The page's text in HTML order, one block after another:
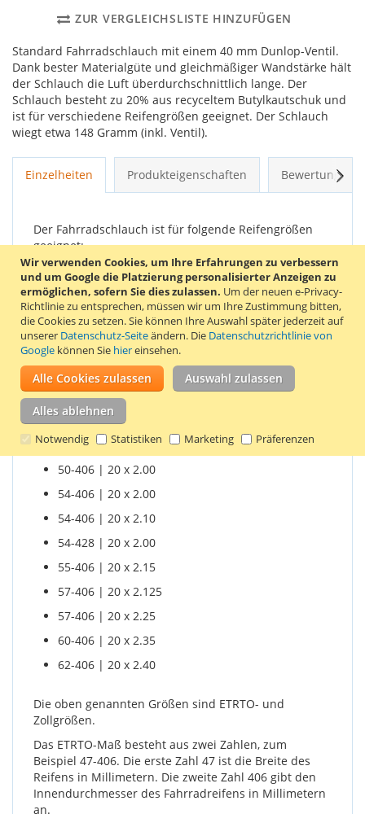
Wir verwenden Cookies, um Ihre Erfahrungen zu verbessern
und um Google die Platzierung personalisierter Anzeigen zu
ermöglichen, sofern Sie dies zulassen. Um der neuen e-Privacy-
Richtlinie zu entsprechen, müssen wir um Ihre Zustimmung bitten,
die Cookies zu setzen.Sie können Ihre Auswahl später jederzeit auf
unserer Datenschutz-Seiteändern. Die Datenschutzrichtlinie von
Google können Sie hiereinsehen.
Alle Cookies zulassen Auswahl zulassen
Alles ablehnen
Notwendig Statistiken Marketing Präferenzen
ZUR VERGLEICHSLISTE HINZUFÜGEN
Standard Fahrradschlauch mit einem 40 mm Dunlop-Ventil.
Dank bester Materialgüte und gleichmäßiger Wandstärke hält
der Schlauch die Luft überdurchschnittlich lange. Der
Schlauch besteht zu 20% aus recyceltem Butylkautschuk und
ist für verschiedene Reifengrößen geeignet. Der Schlauch
wiegt etwa 148 Gramm (inkl. Ventil).
Einzelheiten Produkteigenschaften Bewertungen
Der Fahrradschlauch ist für folgende Reifengrößen
geeignet:
40-406 | 20 x 1.50
42-406 | 20 x 1.60
44-406 | 20 x 1.50
44-406 | 20 x 1.625
44-406 | 20 x 1.75
47-406 | 20 x 1.75
47-406 | 20 x 1.85
47-406 | 20 x 1.90
50-406 | 20 x 2.00
54-406 | 20 x 2.00
54-406 | 20 x 2.10
54-428 | 20 x 2.00
55-406 | 20 x 2.15
57-406 | 20 x 2.125
57-406 | 20 x 2.25
60-406 | 20 x 2.35
62-406 | 20 x 2.40
Die oben genannten Größen sind ETRTO- und
Zollgrößen.
Das ETRTO-Maß besteht aus zwei Zahlen, zum
Beispiel 47-406. Die erste Zahl 47 ist die Breite des
Reifens in Millimetern. Die zweite Zahl 406 gibt den
Innendurchmesser des Fahrradreifens in Millimetern
an.